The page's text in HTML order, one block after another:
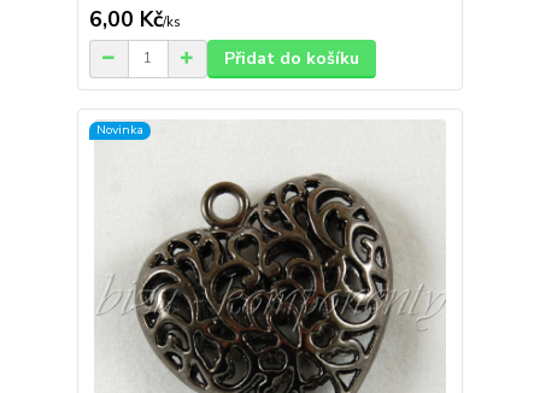
6,00 Kč/ks
Přidat do košíku
Novinka